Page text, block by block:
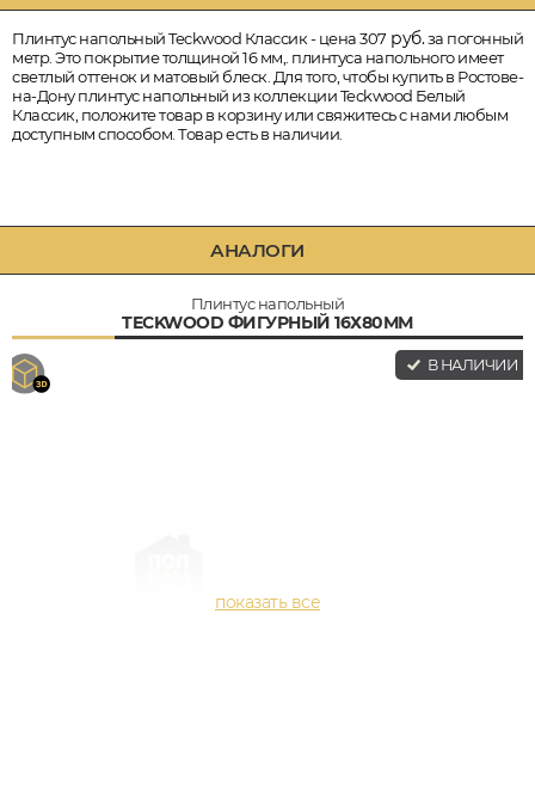
Плинтус напольный Teckwood Классик - цена 307 руб.за погонный
метр. Это покрытие толщиной 16 мм,. плинтуса напольного имеет
светлый оттенок и матовый блеск. Для того, чтобы купить в Ростове-
на-Дону плинтус напольный из коллекции Teckwood Белый
Классик, положите товар в корзину или свяжитесь с нами любым
доступным способом. Товар есть в наличии.
АНАЛОГИ
Плинтус напольный
TECKWOOD ФИГУРНЫЙ 16Х80ММ
В НАЛИЧИИ